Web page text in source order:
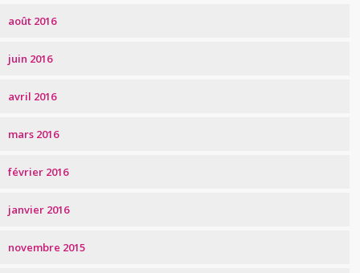
août 2016
juin 2016
avril 2016
mars 2016
février 2016
janvier 2016
novembre 2015